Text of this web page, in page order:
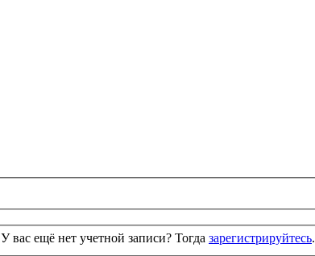
У вас ещё нет учетной записи? Тогда зарегистрируйтесь.